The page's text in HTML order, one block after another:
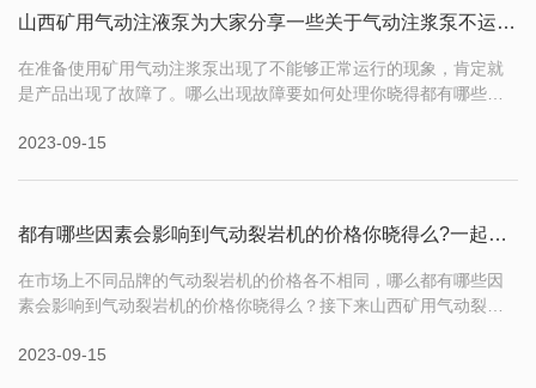
山西矿用气动注液泵为大家分享一些关于气动注浆泵不运行的故障和方法
在准备使用矿用气动注浆泵出现了不能够正常运行的现象，肯定就
是产品出现了故障了。哪么出现故障要如何处理你晓得都有哪些方
通过本文的阅读对你有所帮助。 1、具体的工作安装检查完毕
2023-09-15
都有哪些因素会影响到气动裂岩机的价格你晓得么?一起来看看
在市场上不同品牌的气动裂岩机的价格各不相同，哪么都有哪些因
素会影响到气动裂岩机的价格你晓得么？接下来山西矿用气动裂岩
所帮助。 1、功能性能：不同型号、不同厂家、不同功能的气动
2023-09-15